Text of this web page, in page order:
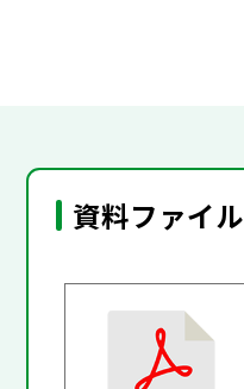
資料ファイル